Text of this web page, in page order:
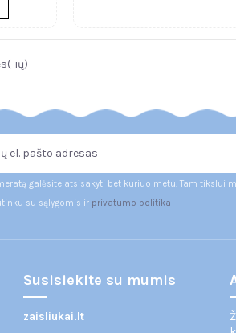
ių)
galėsite atsisakyti bet kuriuo metu. Tam tikslui
su sąlygomis ir privatumo politika
Susisiekite su mumis
zaisliukai.lt